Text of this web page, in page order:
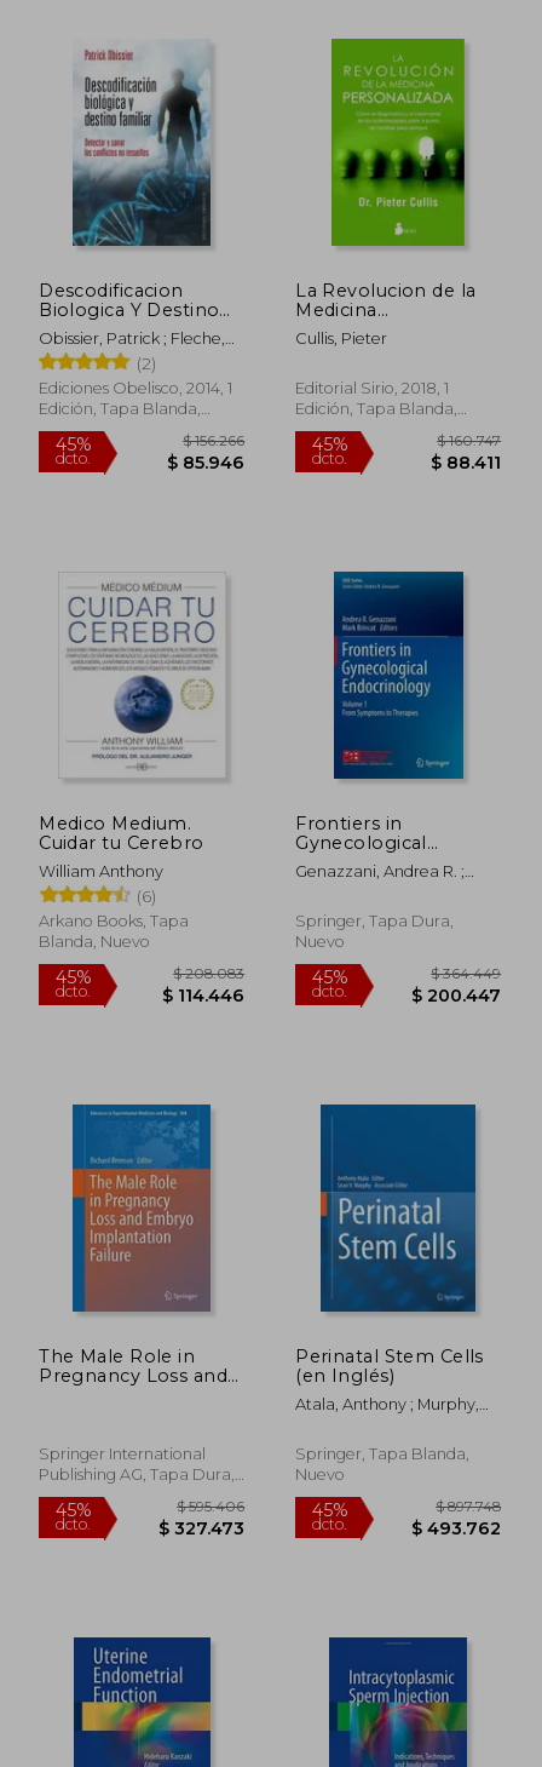
45%
dcto. $ 61.919
45%
dcto.
Descodificacion
Biologica Y Destino
Fam
Obissier, Patrick ; Fleche,
Christian
(2)
Ediciones Obelisco, 2014, 1
Edición, Tapa Blanda,
Nuevo
45% $ 156.266
La Revolucion de la
Medicina
Personalizada
Cullis, Pieter
Editorial Sirio, 2018, 1
Edición, Tapa Blanda,
Nuevo
45%
Medico Medium.
Cuidar tu Cerebro
William Anthony
(6)
Arkano Books, Tapa
Blanda, Nuevo
45%
dcto.
$ 208.083
Frontiers in
Gynecological
Endocrinology:
Volume 1: From
Therapies (en Inglés)
Genazzani, Andrea R. ;
Springer, Tapa Dura,
Nuevo
45%
dcto.
$
The Male Role in
Pregnancy Loss and
Experimental
Medicine and Biology)
Springer International
Publishing AG, Tapa Dura,
Nuevo
Perinatal Stem Cells
(en Inglés)
Atala, Anthony ; Murphy,
Springer, Tapa Blanda,
Nuevo